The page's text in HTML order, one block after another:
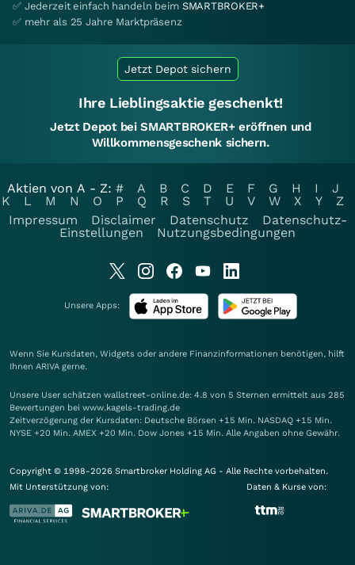
✅ Jederzeit einfach handeln beim SMARTBROKER+
✅ mehr als 25 Jahre Marktpräsenz
Jetzt Depot sichern
Ihre Lieblingsaktie geschenkt!
Jetzt Depot bei SMARTBROKER+ eröffnen und
Willkommensgeschenk sichern.
Aktien von A - Z: # A B C D E F G H I
J
K
L M N O P Q R S T U V W X Y
Z
Impressum
Disclaimer Datenschutz
Datenschutz-
Einstellungen
Nutzungsbedingungen
Unsere Apps:
Wenn Sie Kursdaten, Widgets oder andere Finanzinformationen benötigen, hilft
Ihnen ARIVA gerne.
Unsere User schätzen wallstreet-online.de: 4.8 von 5 Sternen ermittelt aus 285
Bewertungen bei www.kagels-trading.de
Zeitverzögerung der Kursdaten: Deutsche Börsen +15 Min. NASDAQ +15 Min.
NYSE +20 Min. AMEX +20 Min. Dow Jones +15 Min. Alle Angaben ohne Gewähr.
Copyright © 1998-2026 Smartbroker Holding AG - Alle Rechte vorbehalten.
Mit Unterstützung von:
Daten & Kurse von: